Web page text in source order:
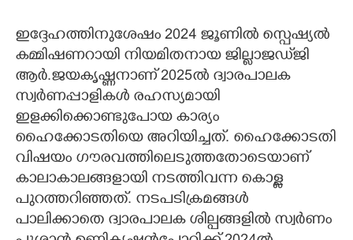
ഇദ്ദേഹത്തിനുശേഷം 2024 ജൂണിൽ സ്പെഷ്യൽ
കമ്മിഷണറായി നിയമിതനായ ജില്ലാജഡ്‌ജി
ആർ.ജയകൃഷ്ണനാണ് 2025ൽ ദ്വാരപാലക
സ്വർണപ്പാളികൾ രഹസ്യമായി
ഇളക്കിക്കൊണ്ടുപോയ കാര്യം
ഹൈക്കോടതിയെ അറിയിച്ചത്. ഹൈക്കാേടതി
വിഷയം ഗൗരവത്തിലെടുത്തതോടെയാണ്
കാലാകാലങ്ങളായി നടത്തിവന്ന കൊള്ള
പുറത്തറിഞ്ഞത്. നടപടിക്രമങ്ങൾ
പാലിക്കാതെ ദ്വാരപാലക ശില്പങ്ങളിൽ സ്വർണം